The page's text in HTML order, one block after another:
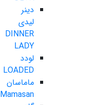
دینر
لیدی
DINNER
LADY
لودد
LOADED
ماماسان
Mamasan